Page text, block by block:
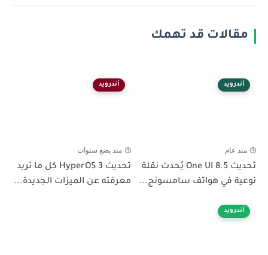
مقالات قد تهمك
أندرويد
منذ عام
تحديث One UI 8.5 يُحدث نقلة
نوعية في هواتف سامسونج...
أندرويد
منذ بضع سنوات
تحديث HyperOS 3 كل ما تريد
معرفته عن الميزات الجديدة...
أندرويد